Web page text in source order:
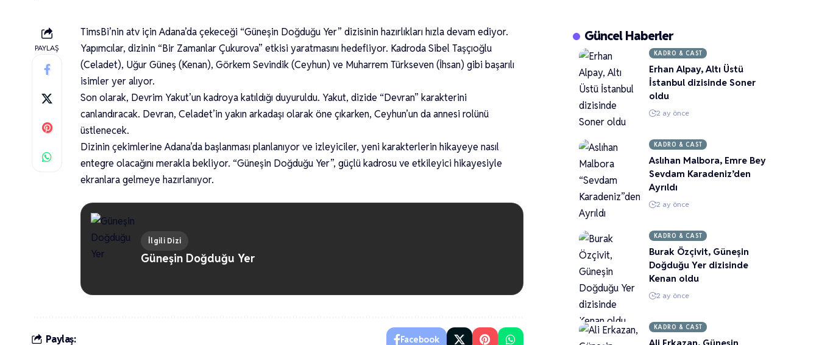
PAYLAŞ
TimsBi’nin atv için Adana’da çekeceği “Güneşin Doğduğu Yer” dizisinin hazırlıkları hızla devam ediyor.
Yapımcılar, dizinin “Bir Zamanlar Çukurova” etkisi yaratmasını hedefliyor. Kadroda Sibel Taşçıoğlu
(Celadet), Uğur Güneş (Kenan), Görkem Sevindik (Ceyhun) ve Muharrem Türkseven (İhsan) gibi başarılı
isimler yer alıyor.
Son olarak, Devrim Yakut’un kadroya katıldığı duyuruldu. Yakut, dizide “Devran” karakterini
canlandıracak. Devran, Celadet’in yakın arkadaşı olarak öne çıkarken, Ceyhun’un da annesi rolünü
üstlenecek.
Dizinin çekimlerine Adana’da başlanması planlanıyor ve izleyiciler, yeni karakterlerin hikayeye nasıl
entegre olacağını merakla bekliyor. “Güneşin Doğduğu Yer”, güçlü kadrosu ve etkileyici hikayesiyle
ekranlara gelmeye hazırlanıyor.
İlgili Dizi
Güneşin Doğduğu Yer
Paylaş: Facebook
Güncel Haberler
KADRO & CAST
Erhan Alpay, Altı Üstü
İstanbul dizisinde Soner
oldu
2 ay önce
KADRO & CAST
Aslıhan Malbora, Emre Bey
Sevdam Karadeniz’den
Ayrıldı
2 ay önce
KADRO & CAST
Burak Özçivit, Güneşin
Doğduğu Yer dizisinde
Kenan oldu
2 ay önce
KADRO & CAST